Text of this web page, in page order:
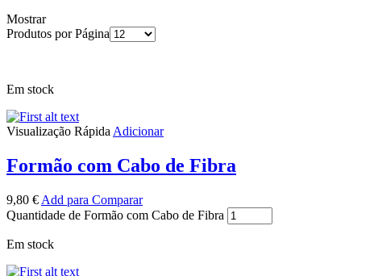
Mostrar
Produtos por Página
Em stock
Visualização Rápida Adicionar
Formão com Cabo de Fibra
9,80 € Add para Comparar
Quantidade de Formão com Cabo de Fibra
Em stock